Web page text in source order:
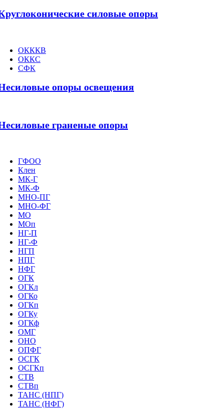
силовые опоры
ОКККВ
ОККС
СФК
опоры освещения
граненые опоры
ГФОО
Клен
МК-Г
МК-Ф
МНО-ПГ
МНО-ФГ
МО
МОп
НГ-П
НГ-Ф
НГП
НПГ
НФГ
ОГК
ОГКл
ОГКо
ОГКп
ОГКу
ОГКф
ОМГ
ОНО
ОПФГ
ОСГК
ОСГКп
СТВ
СТВп
ТАНС (НПГ)
ТАНС (НФГ)